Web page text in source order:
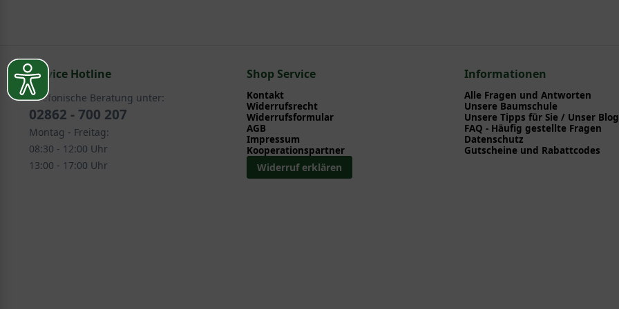
Ziergehölze > Immergrüne Ziergehölze > Sonstige immergrüne Sträucher
Ziergehölze > Herbstblüher > Sonstige Herbstblüher
Ziergehölze > Sommerblüher > Andenstrauch - Escallonia
Service Hotline
Telefonische Beratung unter:
02862 - 700 207
Montag - Freitag:
08:30 - 12:00 Uhr
13:00 - 17:00 Uhr
Shop Service
Kontakt
Widerrufsrecht
Widerrufsformular
AGB
Impressum
Kooperationspartner
Widerruf erklären
Informationen
Alle Fragen und Antworten
Unsere Baumschule
Unsere Tipps für Sie / Unser Blog
FAQ - Häufig gestellte Fragen
Datenschutz
Gutscheine und Rabattcodes